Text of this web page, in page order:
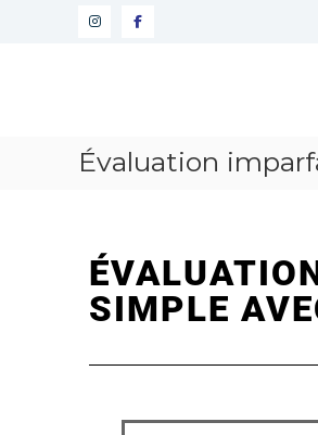
Développer
les
vos
élèves
Évaluation
SIMPLE